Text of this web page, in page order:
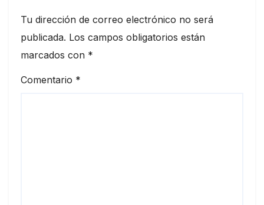
Tu dirección de correo electrónico no será
publicada. Los campos obligatorios están
marcados con *
Comentario *